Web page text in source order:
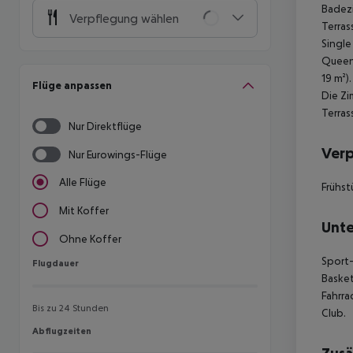
Verpflegung wählen
Flüge anpassen
Nur Direktflüge
Nur Eurowings-Flüge
Alle Flüge
Mit Koffer
Ohne Koffer
Flugdauer
Flugdauer
Bis zu 24 Stunden
Abflugzeiten
Abflugzeiten
19
Die
Club.